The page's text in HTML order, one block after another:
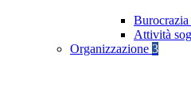
Burocrazia
Attività
Organizzazione 3